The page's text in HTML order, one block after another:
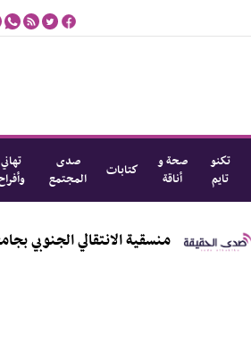
تكنو
تايم
صحة و
أناقة
كتابات
صدى
المجتمع
تهاني
منسقية الانتقالي الجنوبي بجامعة عدن